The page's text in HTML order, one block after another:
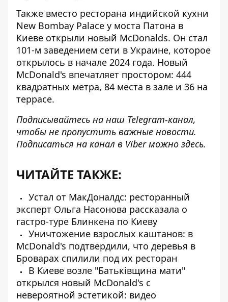
Также вместо ресторана индийской кухни
New Bombay Palace у моста Патона в
Киеве открыли новый McDonalds. Он стал
101-м заведением сети в Украине, которое
открылось в начале 2024 года. Новый
McDonald's впечатляет простором: 444
квадратных метра, 84 места в зале и 36 на
террасе.
Подписывайтесь на наш Telegram-канал,
чтобы не пропустить важные новости.
Подписаться на канал в Viber можно здесь.
ЧИТАЙТЕ ТАКЖЕ:
Устал от МакДоналдс: ресторанный
эксперт Ольга Насонова рассказала о
гастро-туре Блинкена по Киеву
Уничтожение взрослых каштанов: в
McDonald's подтвердили, что деревья в
Броварах спилили под их ресторан
В Киеве возле "Батьківщина мати"
открылся новый McDonald's с
невероятной эстетикой: видео